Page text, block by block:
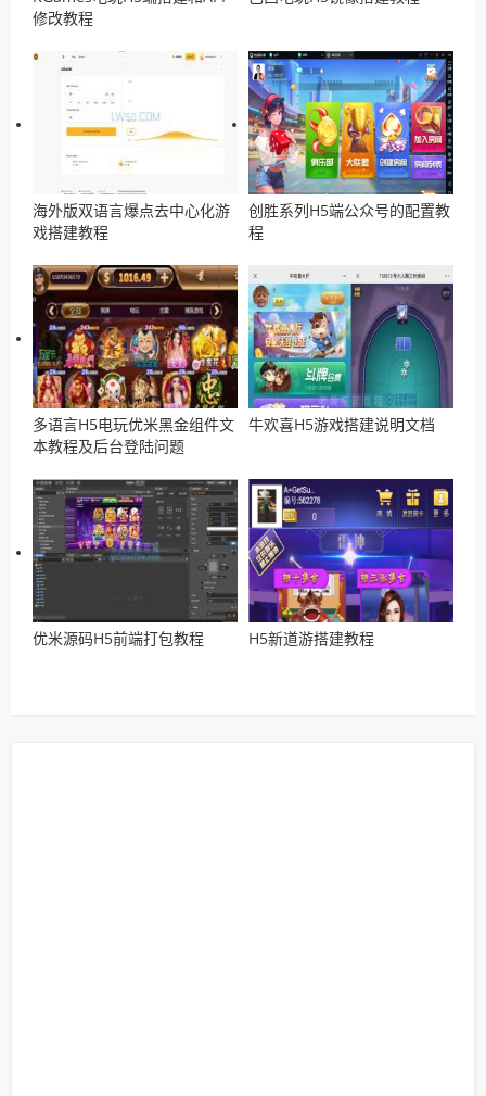
修改教程
海外版双语言爆点去中心化游
戏搭建教程
创胜系列H5端公众号的配置教
程
多语言H5电玩优米黑金组件文
本教程及后台登陆问题
牛欢喜H5游戏搭建说明文档
优米源码H5前端打包教程 H5新道游搭建教程